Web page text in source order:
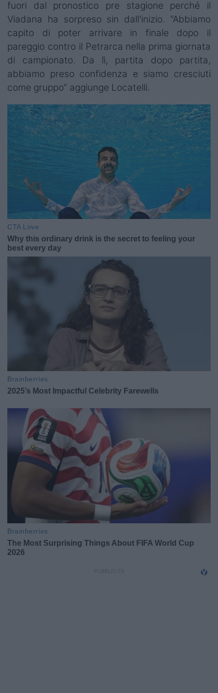
fuori dal pronostico pre stagione perché il
Viadana ha sorpreso sin dall'inizio. "Abbiamo
capito di poter arrivare in finale dopo il
pareggio contro il Petrarca nella prima giornata
di campionato. Da lì, partita dopo partita,
abbiamo preso confidenza e siamo cresciuti
come gruppo” aggiunge Locatelli.